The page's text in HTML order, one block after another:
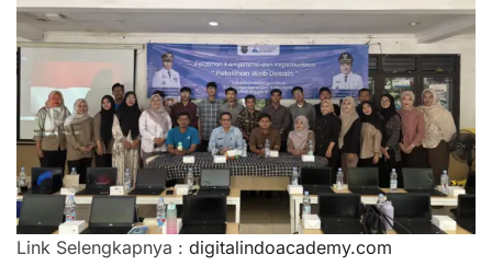
Link Selengkapnya : digitalindoacademy.com